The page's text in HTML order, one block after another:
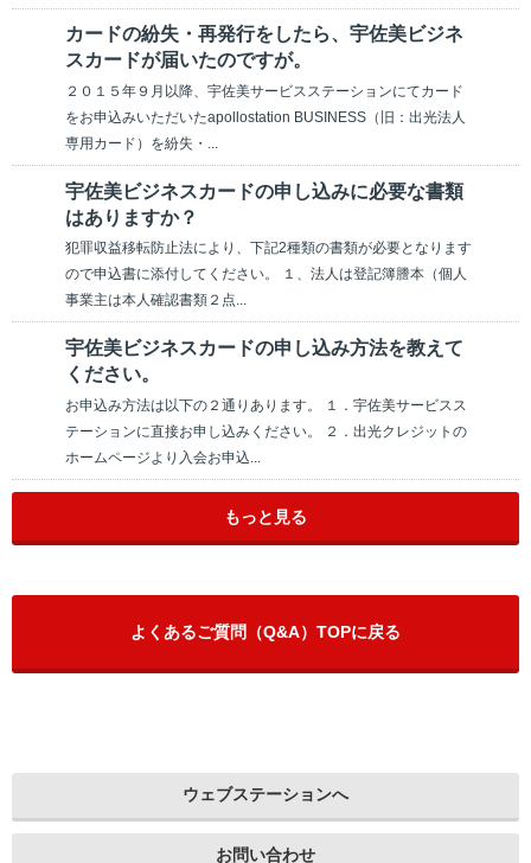
カードの紛失・再発行をしたら、宇佐美ビジネ
スカードが届いたのですが。
２０１５年９月以降、宇佐美サービスステーションにてカード
をお申込みいただいたapollostation BUSINESS（旧：出光法人
専用カード）を紛失・...
宇佐美ビジネスカードの申し込みに必要な書類
はありますか？
犯罪収益移転防止法により、下記2種類の書類が必要となります
ので申込書に添付してください。 １、法人は登記簿謄本（個人
事業主は本人確認書類２点...
宇佐美ビジネスカードの申し込み方法を教えて
ください。
お申込み方法は以下の２通りあります。 １．宇佐美サービスス
テーションに直接お申し込みください。 ２．出光クレジットの
ホームページより入会お申込...
もっと見る
よくあるご質問（Q&A）TOPに戻る
ウェブステーションへ
お問い合わせ